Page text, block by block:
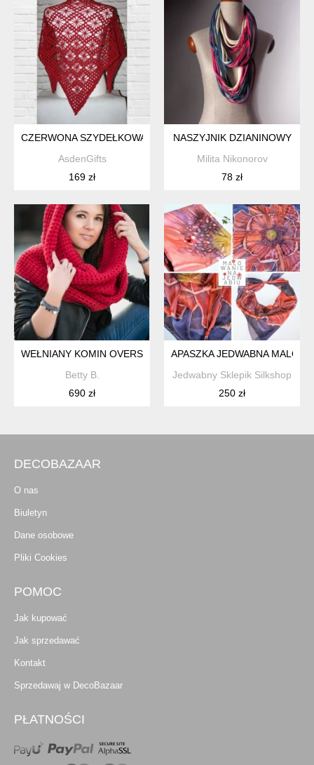
CZERWONA SZYDEŁKOWA CHUSTA
AsdenGifts
169 zł
NASZYJNIK DZIANINOWY
Milita Nikonorov
78 zł
WEŁNIANY KOMIN OVERSIZE XXL RED MONSTER
Betty B.
690 zł
APASZKA JEDWABNA
Jedwabny Sklepik Silkshop
250 zł
DECOBAZAAR
O nas
Biuletyn
Dane osobowe
Pliki Cookies
POMOC
Jak kupować
Jak sprzedawać
Kontakt
Sprzedawaj w DecoBazaar
PŁATNOŚCI